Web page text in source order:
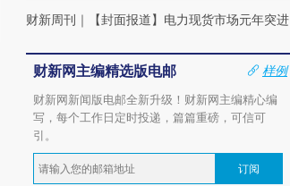
财新周刊 ｜ 【封面报道】电力现货市场元年突进
财新网主编精选版电邮
样例
财新网新闻版电邮全新升级！财新网主编精心编
写，每个工作日定时投递，篇篇重磅，可信可
引。
订阅